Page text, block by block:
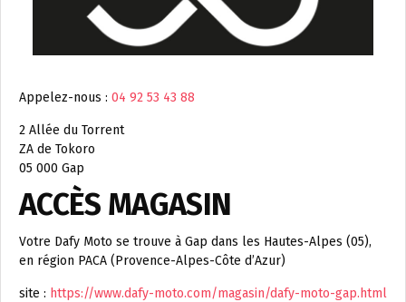
Appelez-nous : 04 92 53 43 88
2 Allée du Torrent
ZA de Tokoro
05 000 Gap
ACCÈS MAGASIN
Votre Dafy Moto se trouve à Gap dans les Hautes-Alpes (05),
en région PACA (Provence-Alpes-Côte d’Azur)
site : https://www.dafy-moto.com/magasin/dafy-moto-gap.html